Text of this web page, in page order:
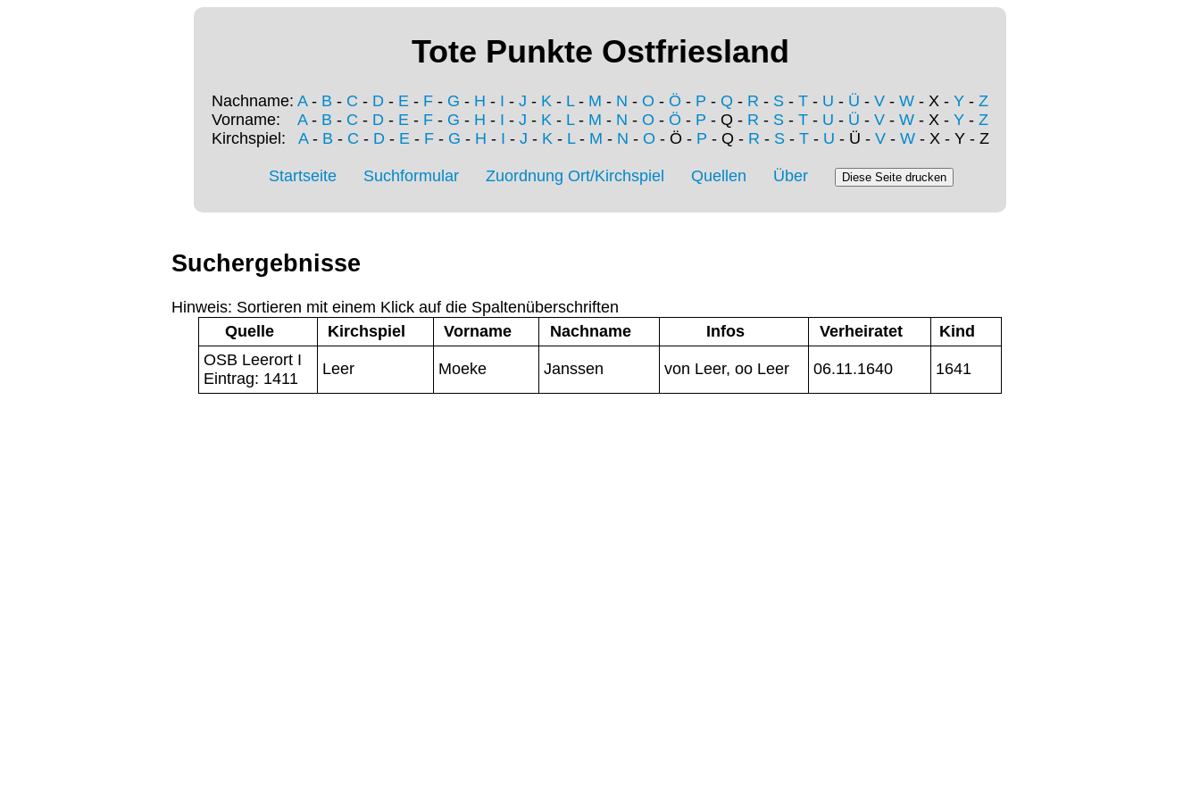
Tote Punkte Ostfriesland
Nachname: A- B - C - D - E - F - G - H - I - J - K - L- M - N - O - Ö - P - Q - R - S - T - U - Ü - V - W - X - Y - Z
Vorname: A- B - C - D - E - F - G - H - I - J - K - L- M - N - O - Ö - P - Q - R - S - T - U - Ü - V - W - X - Y - Z
Kirchspiel: A- B - C - D- E- F- G - H - I - J - K- L- M - N - O - Ö - P - Q - R - S- T- U - Ü - V- W- X - Y - Z
Startseite Suchformular Zuordnung Ort/Kirchspiel Quellen Über
Suchergebnisse
Hinweis: Sortieren mit einem Klick auf die Spaltenüberschriften
Quelle
Kirchspiel Vorname Nachname Infos Verheiratet
Kind
OSB Leerort I
Eintrag: 1411
Leer Moeke Janssen von Leer, oo Leer 06.11.1640 1641